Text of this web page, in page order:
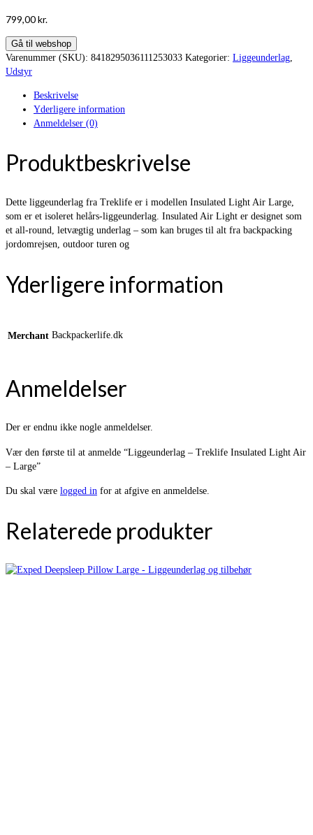
799,00kr.
Gå til webshop
Varenummer (SKU): 8418295036111253033 Kategorier: Liggeunderlag
Udstyr
Beskrivelse
Yderligere information
Anmeldelser (0)
Produktbeskrivelse
Dette liggeunderlag fra Treklife er i modellen Insulated Light Air Large,
som er et isoleret helårs-liggeunderlag. Insulated Air Light er designet som
et all-round, letvægtig underlag – som kan bruges til alt fra backpacking
jordomrejsen, outdoor turen og
Yderligere information
Merchant Backpackerlife.dk
Anmeldelser
Der er endnu ikke nogle anmeldelser.
Vær den første til at anmelde “Liggeunderlag – Treklife Insulated Light Air
– Large”
Du skal være logged in for at afgive en anmeldelse.
Relaterede produkter